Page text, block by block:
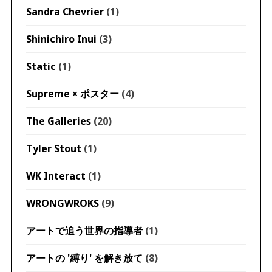
Sandra Chevrier(1)
Shinichiro Inui (3)
Static (1)
Supreme × ポスター(4)
The Galleries(20)
Tyler Stout (1)
WK Interact (1)
WRONGWROKS(9)
アートで追う世界の指導者(1)
アートの '縛り' を解き放て (8)